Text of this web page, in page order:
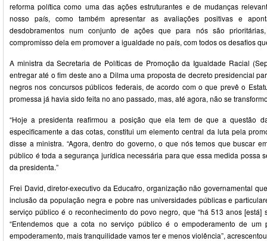
reforma política como uma das ações estruturantes e de mudanças
nosso país, como também apresentar as avaliações positivas e
desdobramentos num conjunto de ações que para nós são
compromisso dela em promover a igualdade no país, com todos os desafios
A ministra da Secretaria de Políticas de Promoção da Igualdade Racial
entregar até o fim deste ano a Dilma uma proposta de decreto presidencial
negros nos concursos públicos federais, de acordo com o que prevê o
promessa já havia sido feita no ano passado, mas, até agora, não se
“Hoje a presidenta reafirmou a posição que ela tem de que a questão
especificamente a das cotas, constitui um elemento central da luta pela
disse a ministra. “Agora, dentro do governo, o que nós temos que buscar
público é toda a segurança jurídica necessária para que essa medida possa
da presidenta.”
Frei David, diretor-executivo da Educafro, organização não governamental
inclusão da população negra e pobre nas universidades públicas e
serviço público é o reconhecimento do povo negro, que “há 513 anos [está]
“Entendemos que a cota no serviço público é o empoderamento de um
empoderamento, mais tranquilidade vamos ter e menos violência”,